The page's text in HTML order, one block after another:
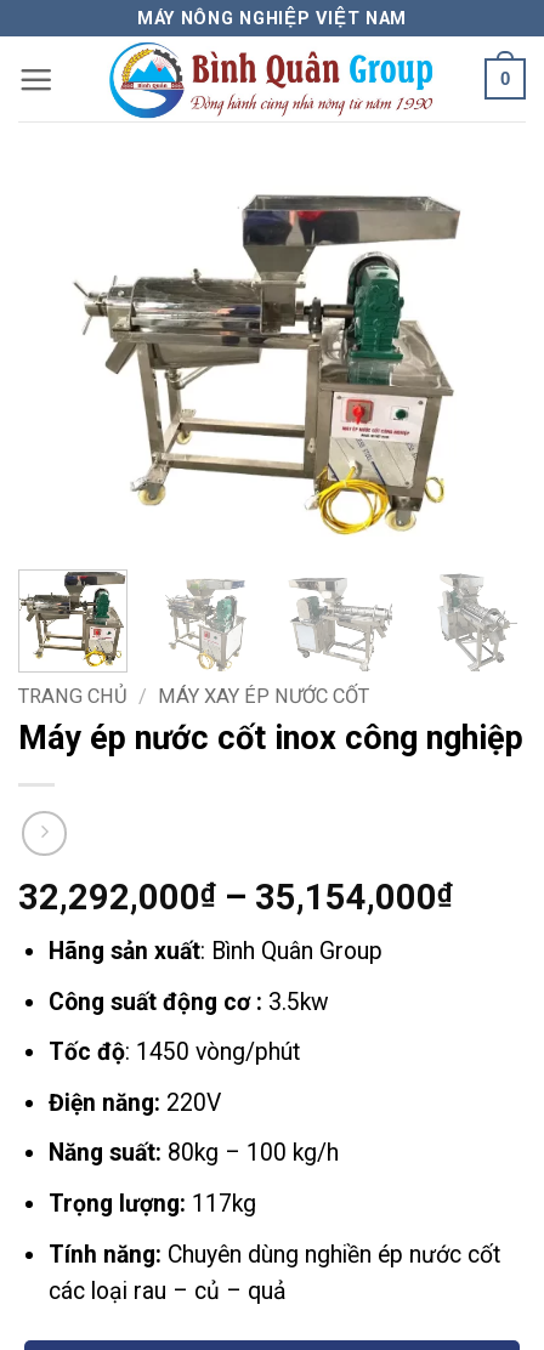
nội
dung
MÁY NÔNG NGHIỆP VIỆT NAM
0
TRANG CHỦ / MÁY XAY ÉP NƯỚC CỐT
Máy ép nước cốt inox công nghiệp
32,292,000₫ – 35,154,000₫
Hãng sản xuất: Bình Quân Group
Công suất động cơ : 3.5kw
Tốc độ: 1450 vòng/phút
Điện năng: 220V
Năng suất: 80kg – 100 kg/h
Trọng lượng: 117kg
Tính năng: Chuyên dùng nghiền ép nước cốt
các loại rau – củ – quả